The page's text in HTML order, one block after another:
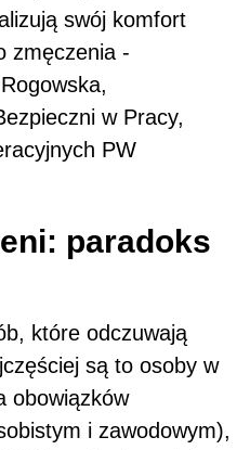
swój komfort
zmęczenia -
w Pracy,
PW
paradoks
które odczuwają
są to osoby w
obowiązków
i zawodowym),